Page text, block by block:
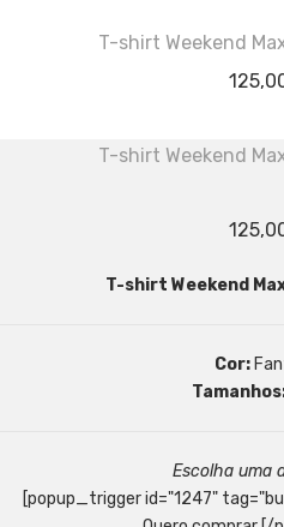
T-shirt Weekend
T-shirt Weekend
T-shirt Weekend
Cor:
Escolha uma
[popup_trigger id="1247"